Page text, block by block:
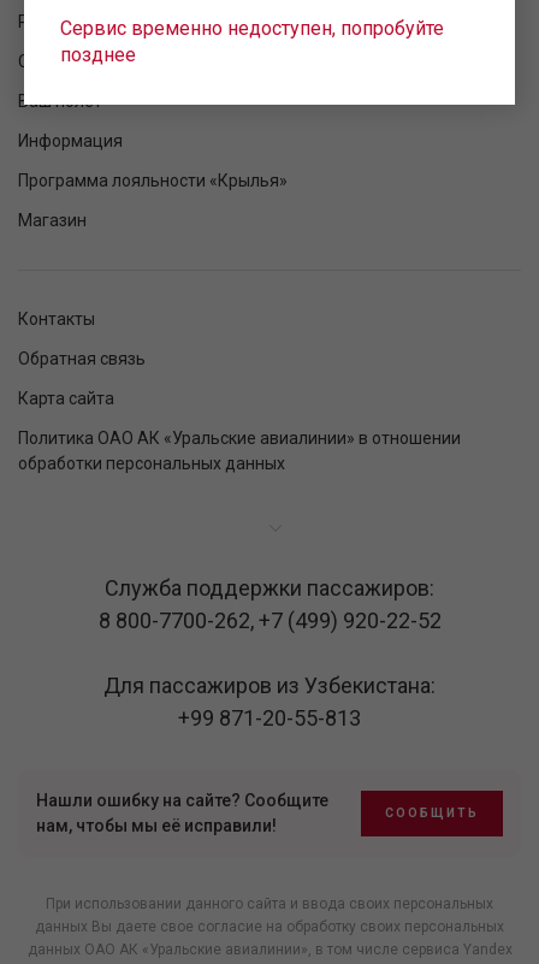
Сервис временно недоступен, попробуйте
позднее
Расписание рейсов
Статус рейса
Ваш полет
Информация
Программа лояльности «Крылья»
Магазин
Контакты
Обратная связь
Карта сайта
Политика ОАО АК «Уральские авиалинии» в отношении
обработки персональных данных
Служба поддержки пассажиров:
8 800-7700-262,+7 (499) 920-22-52
Для пассажиров из Узбекистана:
+99 871-20-55-813
Нашли ошибку на сайте? Сообщите
нам, чтобы мы её исправили!
СООБЩИТЬ
При использовании данного сайта и ввода своих персональных
данных Вы даете свое согласие на обработку своих персональных
данных ОАО АК «Уральские авиалинии», в том числе сервиса Yandex